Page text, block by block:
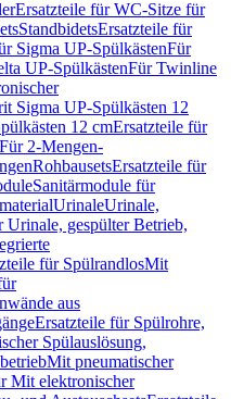
Ersatzteile für WC-Sitze für
StandbidetsErsatzteile für
Sigma UP-SpülkästenFür
UP-SpülkästenFür Twinline
Sigma UP-Spülkästen 12
12 cmErsatzteile für
Für 2-Mengen-
RohbausetsErsatzteile für
Sanitärmodule für
UrinaleUrinale,
Urinale, gespülter Betrieb,
für SpülrandlosMit
aus
Ersatzteile für Spülrohre,
Spülauslösung,
Mit pneumatischer
Mit elektronischer